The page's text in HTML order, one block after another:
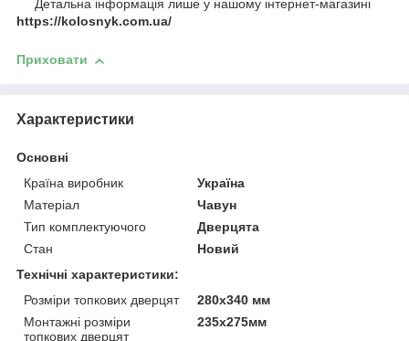
Детальна інформація лише у нашому інтернет-магазині
https://kolosnyk.com.ua/
Приховати
Характеристики
Основні
Країна виробник
Україна
Матеріал
Чавун
Тип комплектуючого
Дверцята
Стан
Новий
Технічні характеристики:
Розміри топкових дверцят
280х340 мм
Монтажні розміри
топкових дверцят
235х275мм